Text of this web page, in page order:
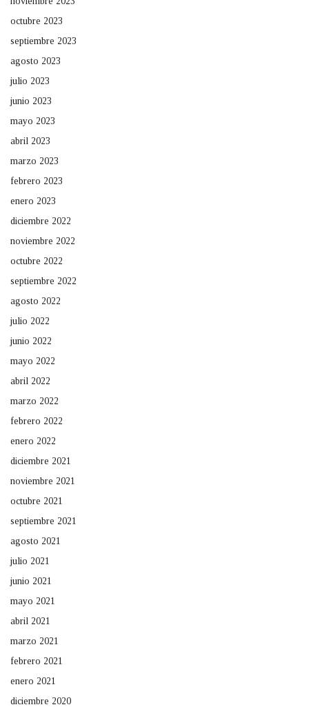
octubre 2023
septiembre 2023
agosto 2023
julio 2023
junio 2023
mayo 2023
abril 2023
marzo 2023
febrero 2023
enero 2023
diciembre 2022
noviembre 2022
octubre 2022
septiembre 2022
agosto 2022
julio 2022
junio 2022
mayo 2022
abril 2022
marzo 2022
febrero 2022
enero 2022
diciembre 2021
noviembre 2021
octubre 2021
septiembre 2021
agosto 2021
julio 2021
junio 2021
mayo 2021
abril 2021
marzo 2021
febrero 2021
enero 2021
diciembre 2020